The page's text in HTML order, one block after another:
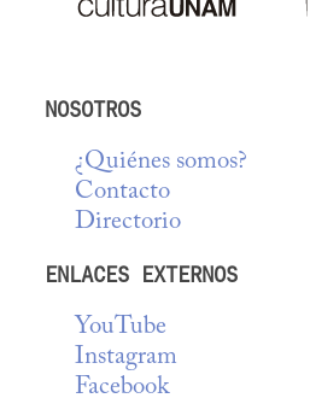
NOSOTROS
¿Quiénes somos?
Contacto
Directorio
ENLACES EXTERNOS
YouTube
Instagram
Facebook